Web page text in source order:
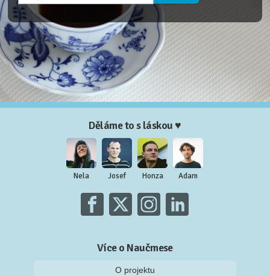
Děláme to s láskou ♥
Nela Josef Honza Adam
Více o Naučmese
O projektu